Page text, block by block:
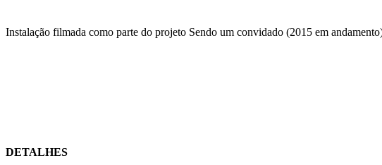
Instalação filmada como parte do projeto Sendo um convidado (2015 em
DETALHES